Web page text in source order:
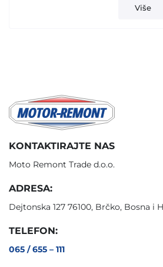
Više
KONTAKTIRAJTE NAS
Moto Remont Trade d.o.o.
ADRESA:
Dejtonska 127 76100, Brčko, Bosna i
TELEFON:
065 / 655 – 111